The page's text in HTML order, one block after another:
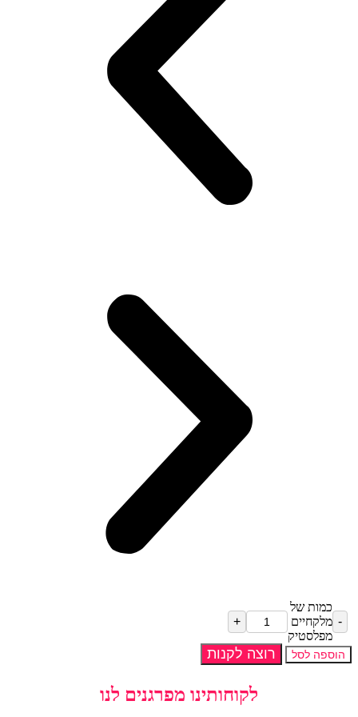
כמות של
מלקחיים
מפלסטיק
הוספה לסל רוצה לקנות
לקוחותינו מפרגנים לנו